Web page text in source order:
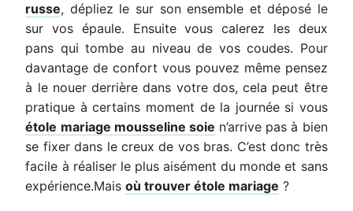
russe, dépliez le sur son ensemble et déposé le
sur vos épaule. Ensuite vous calerez les deux
pans qui tombe au niveau de vos coudes. Pour
davantage de confort vous pouvez même pensez
à le nouer derrière dans votre dos, cela peut être
pratique à certains moment de la journée si vous
étole mariage mousseline soie n’arrive pas à bien
se fixer dans le creux de vos bras. C’est donc très
facile à réaliser le plus aisément du monde et sans
expérience.Maisoù trouver étole mariage ?